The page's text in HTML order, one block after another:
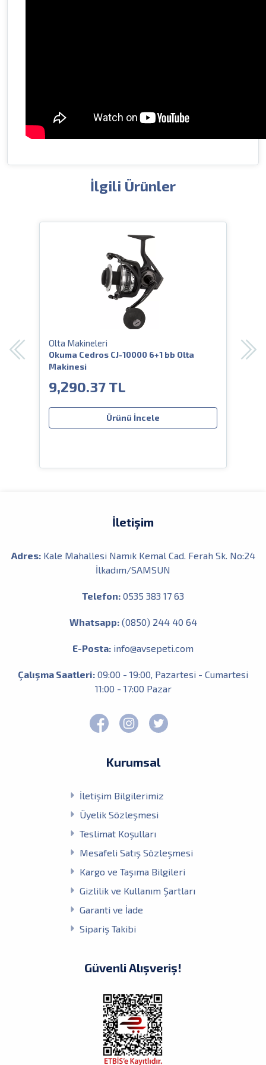
İlgili Ürünler
Olta Makineleri
Okuma Cedros CJ-10000 6+1 bb Olta
Makinesi
9,290.37 TL
Ürünü İncele
İletişim
Adres:Kale Mahallesi Namık Kemal Cad. Ferah Sk. No:24
İlkadım/SAMSUN
Telefon: 0535 383 17 63
Whatsapp:(0850) 244 40 64
E-Posta: info@avsepeti.com
Çalışma Saatleri: 09:00 - 19:00, Pazartesi - Cumartesi
11:00 - 17:00 Pazar
Kurumsal
İletişim Bilgilerimiz
Üyelik Sözleşmesi
Teslimat Koşulları
Mesafeli Satış Sözleşmesi
Kargo ve Taşıma Bilgileri
Gizlilik ve Kullanım Şartları
Garanti ve İade
Sipariş Takibi
Güvenli Alışveriş!